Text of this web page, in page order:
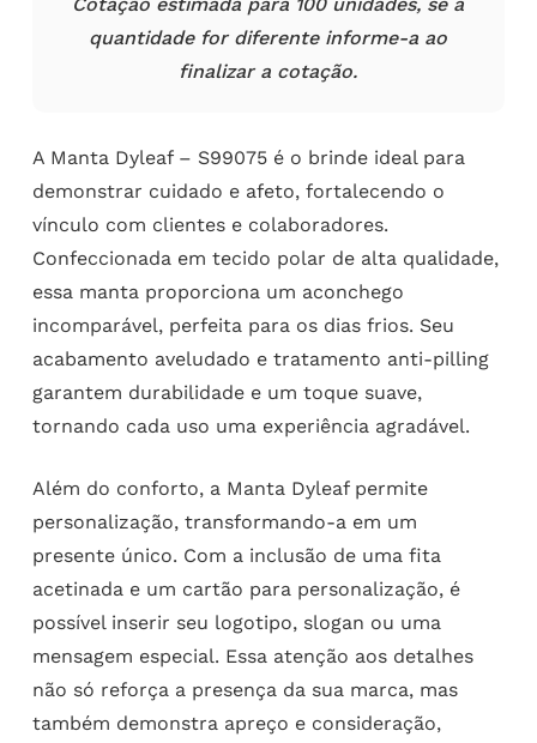
quantidade for diferente informe-a ao
finalizar a cotação.
A Manta Dyleaf – S99075 é o brinde ideal para
demonstrar cuidado e afeto, fortalecendo o
vínculo com clientes e colaboradores.
Confeccionada em tecido polar de alta qualidade,
essa manta proporciona um aconchego
incomparável, perfeita para os dias frios. Seu
acabamento aveludado e tratamento anti-pilling
garantem durabilidade e um toque suave,
tornando cada uso uma experiência agradável.
Além do conforto, a Manta Dyleaf permite
personalização, transformando-a em um
presente único. Com a inclusão de uma fita
acetinada e um cartão para personalização, é
possível inserir seu logotipo, slogan ou uma
mensagem especial. Essa atenção aos detalhes
não só reforça a presença da sua marca, mas
também demonstra apreço e consideração,